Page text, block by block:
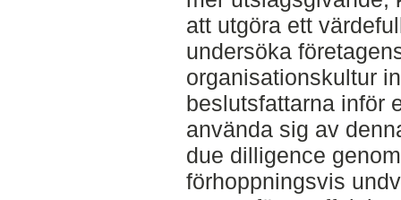
att utgöra ett
undersöka
organisationskultur
beslutsfattarna inför
använda sig av
due dilligence
förhoppningsvis